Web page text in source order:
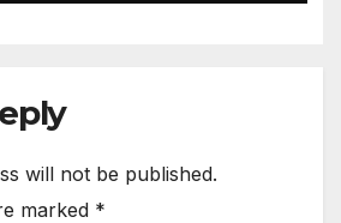
will not be published.
marked *